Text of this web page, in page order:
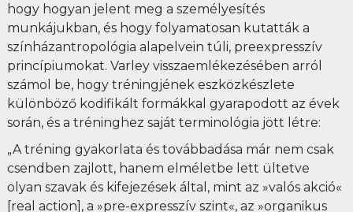
hogy hogyan jelent meg a személyesítés
munkájukban, és hogy folyamatosan kutatták a
színházantropológia alapelvein túli, preexpresszív
princípiumokat. Varley visszaemlékezésében arról
számol be, hogy tréningjének eszközkészlete
különböző kodifikált formákkal gyarapodott az évek
során, és a tréninghez saját terminológia jött létre:
„A tréning gyakorlata és továbbadása már nem csak
csendben zajlott, hanem elméletbe lett ültetve
olyan szavak és kifejezések által, mint az »valós akció«
[real action], a »pre-expresszív szint«, az »organikus